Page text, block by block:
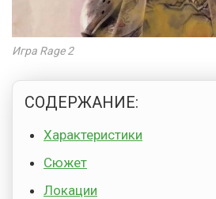
Игра Rage 2
СОДЕРЖАНИЕ:
Характеристики
Сюжет
Локации